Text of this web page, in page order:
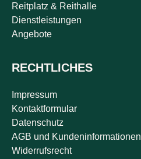
Reitplatz & Reithalle
Dienstleistungen
Angebote
RECHTLICHES
Impressum
Kontaktformular
Datenschutz
AGB und Kundeninformationen
Widerrufsrecht